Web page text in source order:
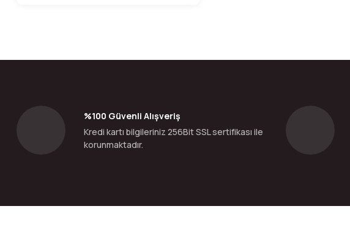
%100 Güvenli Alışveriş
Kredi kartı bilgileriniz 256Bit SSL sertifikası ile
korunmaktadır.